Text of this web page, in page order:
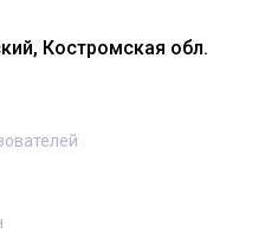
Костромская обл.